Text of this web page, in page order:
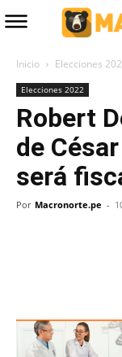
Inicio Elecciones
Elecciones 2022
Robert
de
será
Por Macronorte.pe -